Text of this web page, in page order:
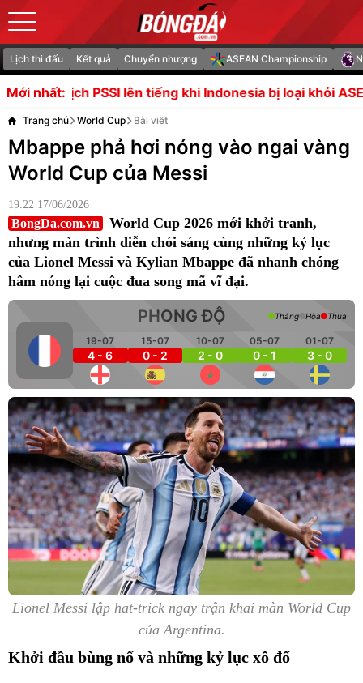
Lịch thi đấu Kết quả Chuyển nhượng ASEAN Championship
Mới nhất:
lên tiếng khi Indonesia bị loại khỏi ASEAN Cup Thất
Trang chủ World Cup Bài viết
Mbappe phả hơi nóng vào ngai vàng
World Cup của Messi
19:22 17/06/2026
BongDa.com.vn
World Cup 2026 mới khởi tranh,
nhưng màn trình diễn chói sáng cùng những kỷ lục
của Lionel Messi và Kylian Mbappe đã nhanh chóng
hâm nóng lại cuộc đua song mã vĩ đại.
PHONG ĐỘ
19-07
4 - 6
15-07
0 - 2
10-07
2 - 0
05-07
0 - 1
01-07
3 - 0
Thắng Hòa Thua
Lionel Messi lập hat-trick ngay trận khai màn World Cup
của Argentina.
Khởi đầu bùng nổ và những kỷ lục xô đổ